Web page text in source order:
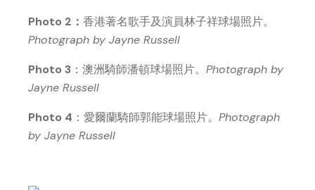
Photo 2 ： 香港著名歌手及演員林子祥球場照片。
Photograph by Jayne Russell
Photo 3 ：澳洲騎師潘頓球場照片。 Photograph by
Jayne Russell
Photo 4 ：愛爾蘭騎師郭能球場照片。 Photograph
by Jayne Russell